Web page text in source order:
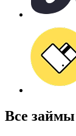
Все займы